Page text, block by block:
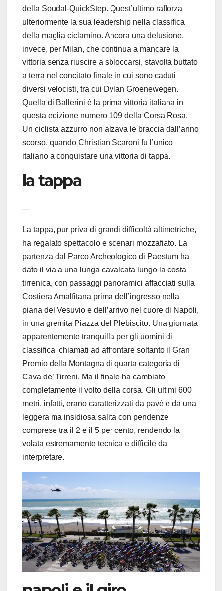
della Soudal-QuickStep. Quest’ultimo rafforza
ulteriormente la sua leadership nella classifica
della maglia ciclamino. Ancora una delusione,
invece, per Milan, che continua a mancare la
vittoria senza riuscire a sbloccarsi, stavolta buttato
a terra nel concitato finale in cui sono caduti
diversi velocisti, tra cui Dylan Groenewegen.
Quella di Ballerini è la prima vittoria italiana in
questa edizione numero 109 della Corsa Rosa.
Un ciclista azzurro non alzava le braccia dall’anno
scorso, quando Christian Scaroni fu l’unico
italiano a conquistare una vittoria di tappa.
la tappa
—
La tappa, pur priva di grandi difficoltà altimetriche,
ha regalato spettacolo e scenari mozzafiato. La
partenza dal Parco Archeologico di Paestum ha
dato il via a una lunga cavalcata lungo la costa
tirrenica, con passaggi panoramici affacciati sulla
Costiera Amalfitana prima dell’ingresso nella
piana del Vesuvio e dell’arrivo nel cuore di Napoli,
in una gremita Piazza del Plebiscito. Una giornata
apparentemente tranquilla per gli uomini di
classifica, chiamati ad affrontare soltanto il Gran
Premio della Montagna di quarta categoria di
Cava de’ Tirreni. Ma il finale ha cambiato
completamente il volto della corsa. Gli ultimi 600
metri, infatti, erano caratterizzati da pavé e da una
leggera ma insidiosa salita con pendenze
comprese tra il 2 e il 5 per cento, rendendo la
volata estremamente tecnica e difficile da
interpretare.